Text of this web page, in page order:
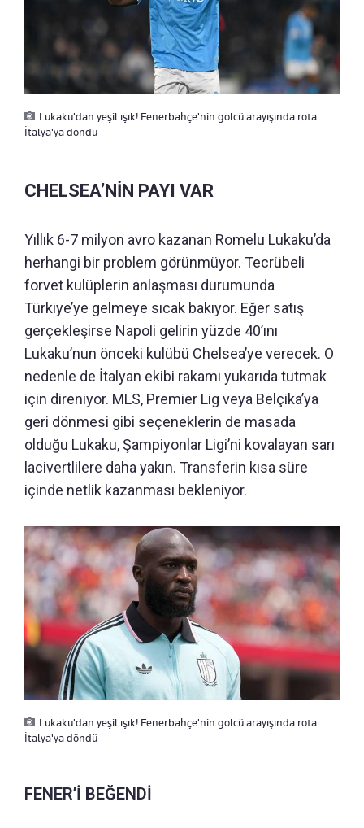
Lukaku'dan yeşil ışık! Fenerbahçe'nin golcü arayışında rota
İtalya'ya döndü
CHELSEA’NİN PAYI VAR
Yıllık 6-7 milyon avro kazanan Romelu Lukaku’da
herhangi bir problem görünmüyor. Tecrübeli
forvet kulüplerin anlaşması durumunda
Türkiye’ye gelmeye sıcak bakıyor. Eğer satış
gerçekleşirse Napoli gelirin yüzde 40’ını
Lukaku’nun önceki kulübü Chelsea’ye verecek. O
nedenle de İtalyan ekibi rakamı yukarıda tutmak
için direniyor. MLS, Premier Lig veya Belçika’ya
geri dönmesi gibi seçeneklerin de masada
olduğu Lukaku, Şampiyonlar Ligi’ni kovalayan sarı
lacivertlilere daha yakın. Transferin kısa süre
içinde netlik kazanması bekleniyor.
Lukaku'dan yeşil ışık! Fenerbahçe'nin golcü arayışında rota
İtalya'ya döndü
FENER’İ BEĞENDİ